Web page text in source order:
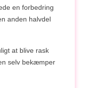
en forbedring
anden halvdel
at blive rask
selv bekæmper